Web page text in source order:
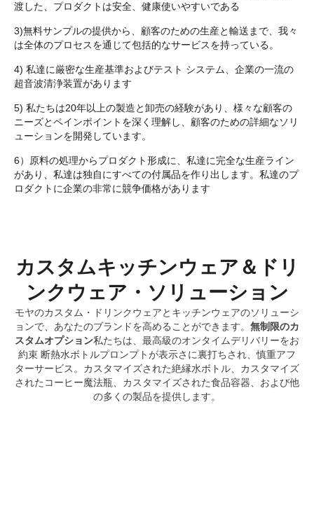
渡した、プロダクトは安全、健康使いやすいである
3)無料サンプルの提供から、顧客のための生産と輸送まで、我々
は全体のプロセスを通じて包括的なサービスを持っている。
4) 私達に厳密な生産基準およびテスト システム、企業の一流の
超音波清浄装置があります
5) 私たちは20年以上の製造と卸売の経験があり、様々な顧客の
ニーズとペインポイントを深く理解し、顧客のための詳細なソリ
ューションを開発しています。
6）原料の処理からプロダクト形成に、私達に完全な生産ライン
があり、私達は独自にすべての付属品を作り出します。私達のプ
ロダクトに企業の非常に競争価格があります
カスタムキッチンウェア＆ドリ
ンクウェア・ソリューション
モヤのカスタム・ドリンクウェアとキッチンウェアのソリューシ
ョンで、あなたのブランドを高めることができます。 無制限のカ
スタムオプション私たちは、最高級のオンタイムデリバリーをお
約束 断熱水ボトルプロンプトが表示さに裏打ちされ、慎重アフ
ターサービス。カスタマイズされた絶縁水ボトル、カスタマイズ
されたコーヒー魔法瓶、カスタマイズされた食品容器、および他
の多くの製品を提供します。